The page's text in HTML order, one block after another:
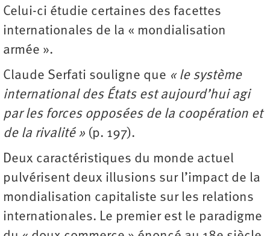
Celui-ci étudie certaines des facettes
internationales de la « mondialisation
armée ».
Claude Serfati souligne que « le système
international des États est aujourd’hui agi
par les forces opposées de la coopération et
de la rivalité » (p. 197).
Deux caractéristiques du monde actuel
pulvérisent deux illusions sur l’impact de la
mondialisation capitaliste sur les relations
internationales. Le premier est le paradigme